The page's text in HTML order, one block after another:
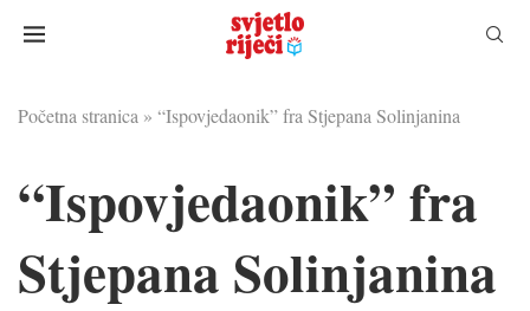
Početna stranica » “Ispovjedaonik” fra Stjepana Solinjanina
“Ispovjedaonik” fra
Stjepana Solinjanina